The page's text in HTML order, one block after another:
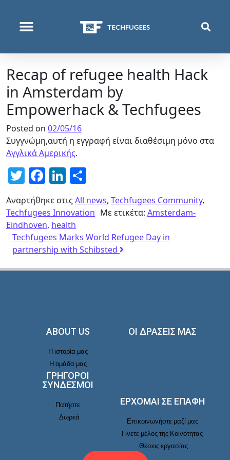
Recap of refugee health Hack
in Amsterdam by
Empowerhack & Techfugees
Posted on 02/05/16
Συγγνώμη,αυτή η εγγραφή είναι διαθέσιμη μόνο στα
Αγγλικά Αμερικής.
Twitter
Facebook
LinkedIn
Αναρτήθηκε στιςAll news, Techfugees Community,
Techfugees Innovation Με ετικέτα: Amsterdam-
Eindhoven, health
Techfugees Marks World Refugee Day in
partnership with Schibsted
ABOUT US
Η ιστορία μας
Η ομάδα μας
ΟΙ ΔΡΑΣΕΙΣ ΜΑΣ
ΓΡΗΓΟΡΟΙ
ΣΥΝΔΕΣΜΟΙ
Πατήστε
Δωρεά
ΕΡΧΟΜΑΙ ΣΕ ΕΠΑΦΉ
Επικοινωνήστε μαζί μας
Γίνετε μέλος της Κοινότητας
Θέσεις εργασίας